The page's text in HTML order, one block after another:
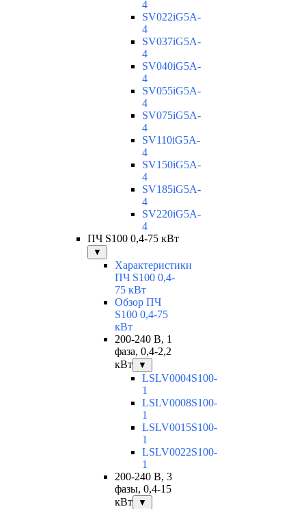
4
SV022iG5A-
4
SV037iG5A-
4
SV040iG5A-
4
SV055iG5A-
4
SV075iG5A-
4
SV110iG5A-
4
SV150iG5A-
4
SV185iG5A-
4
SV220iG5A-
4
ПЧ S100 0,4-75 кВт
▼
Характеристики
ПЧ S100 0,4-
75 кВт
Обзор ПЧ
S100 0,4-75
кВт
200-240 В, 1
фаза, 0,4-2,2
кВт
▼
LSLV0004S100-
1
LSLV0008S100-
1
LSLV0015S100-
1
LSLV0022S100-
1
200-240 В, 3
фазы, 0,4-15
кВт
▼